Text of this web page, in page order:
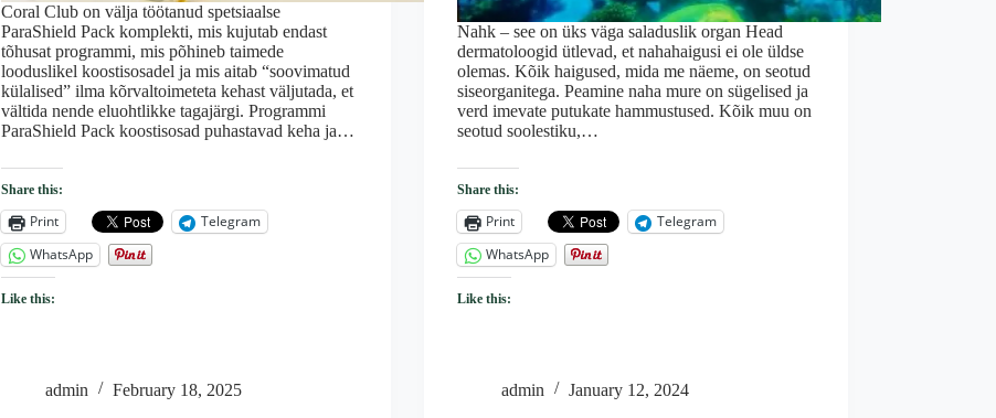
Coral Club on välja töötanud spetsiaalse
ParaShield Pack komplekti, mis kujutab endast
tõhusat programmi, mis põhineb taimede
looduslikel koostisosadel ja mis aitab “soovimatud
külalised” ilma kõrvaltoimeteta kehast väljutada, et
vältida nende eluohtlikke tagajärgi. Programmi
ParaShield Pack koostisosad puhastavad keha ja…
Share this:
Print
Telegram
WhatsApp
Like this:
admin February 18, 2025
Nahk – see on üks väga saladuslik organ Head
dermatoloogid ütlevad, et nahahaigusi ei ole üldse
olemas. Kõik haigused, mida me näeme, on seotud
siseorganitega. Peamine naha mure on sügelised ja
verd imevate putukate hammustused. Kõik muu on
seotud soolestiku,…
Share this:
Print
Telegram
WhatsApp
Like this:
admin January 12, 2024